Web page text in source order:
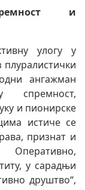
и
улогу у
плуралистички
ангажман
спремност,
и пионирске
истиче се
признат и
у сарадњи
друштво“,